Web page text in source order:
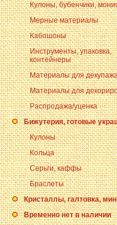
Кулоны, бубенчики,
Мерные материалы
Кабошоны
Инструменты, упаковка,
контейнеры
Материалы для
Материалы для
Распродажа/уценка
Бижутерия, готовые
Кулоны
Кольца
Серьги, каффы
Браслеты
Кристаллы, галтовка,
Временно нет в наличии